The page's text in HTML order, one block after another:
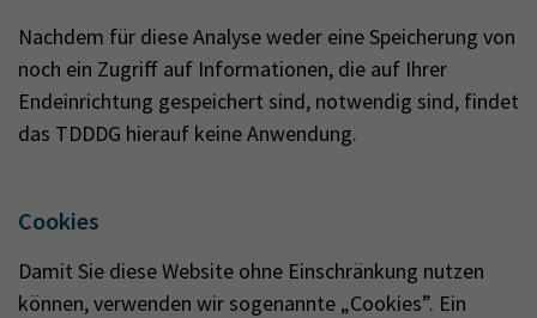
Nachdem für diese Analyse weder eine Speicherung von
noch ein Zugriff auf Informationen, die auf Ihrer
Endeinrichtung gespeichert sind, notwendig sind, findet
das TDDDG hierauf keine Anwendung.
Cookies
Damit Sie diese Website ohne Einschränkung nutzen
können, verwenden wir sogenannte „Cookies”. Ein